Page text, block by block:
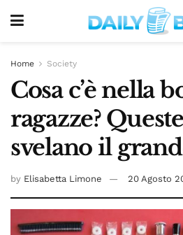
Home Society
Cosa c’è nella
ragazze?
svelano il
by Elisabetta Limone 20 Agosto